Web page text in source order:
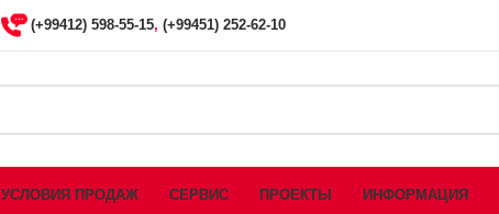
(+99412) 598-55-15, (+99451) 252-62-10
УСЛОВИЯ ПРОДАЖ СЕРВИС ПРОЕКТЫ ИНФОРМАЦИЯ